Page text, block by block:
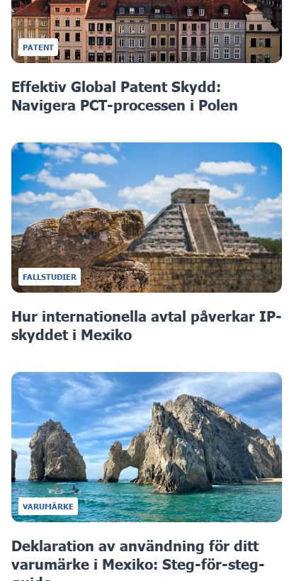
PATENT
Effektiv Global Patent Skydd:
Navigera PCT-processen i Polen
FALLSTUDIER
Hur internationella avtal påverkar IP-
skyddet i Mexiko
VARUMÄRKE
Deklaration av användning för ditt
varumärke i Mexiko: Steg-för-steg-